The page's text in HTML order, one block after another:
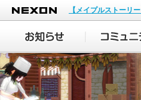
NEXON
【メイプルストーリ